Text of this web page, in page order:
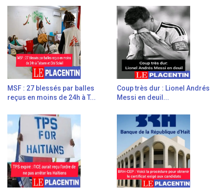
MSF : 27 blessés par balles
reçus en moins de 24h à T...
Coup très dur : Lionel Andrés
Messi en deuil...